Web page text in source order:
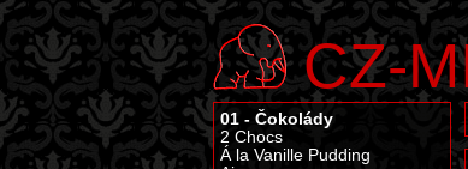
CZ-
01 - Čokolády
2 Chocs
Á la Vanille Pudding